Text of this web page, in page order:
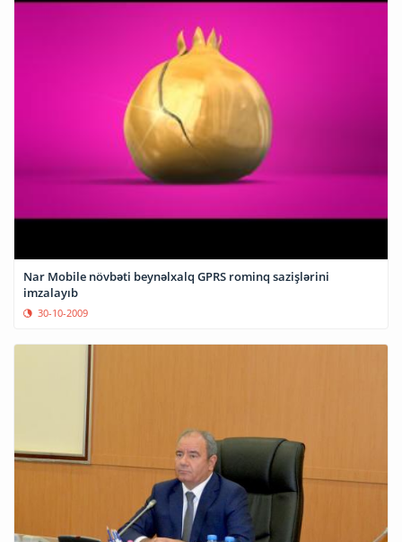
Nar Mobile növbəti beynəlxalq GPRS rominq sazişlərini
imzalayıb
30-10-2009